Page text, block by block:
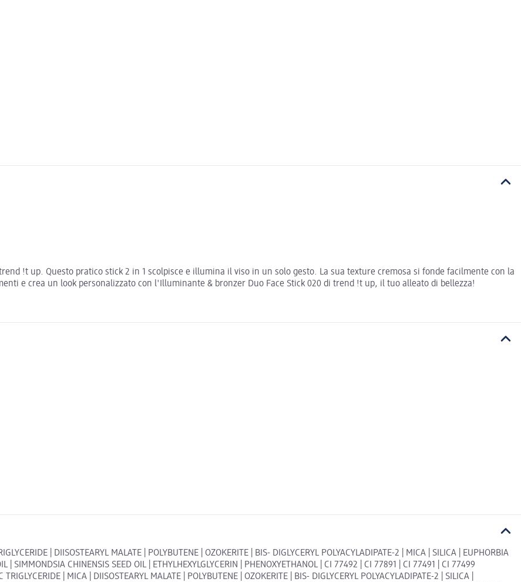
!t up. Questo pratico stick 2 in 1 scolpisce e illumina il viso in un solo gesto. La sua texture cremosa si fonde facilmente con la
e crea un look personalizzato con l'Illuminante & bronzer Duo Face Stick 020 di trend !t up, il tuo alleato di bellezza!
| DIISOSTEARYL MALATE | POLYBUTENE | OZOKERITE | BIS- DIGLYCERYL POLYACYLADIPATE-2 | MICA | SILICA | EUPHORBIA
| SIMMONDSIA CHINENSIS SEED OIL | ETHYLHEXYLGLYCERIN | PHENOXYETHANOL | CI 77492 | CI 77891 | CI 77491 | CI 77499
| MICA | DIISOSTEARYL MALATE | POLYBUTENE | OZOKERITE | BIS- DIGLYCERYL POLYACYLADIPATE-2 | SILICA |